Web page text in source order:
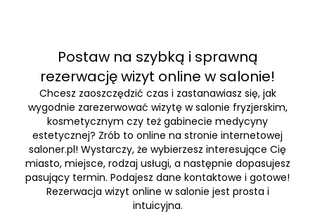
Postaw na szybką i sprawną
rezerwację wizyt online w salonie!
Chcesz zaoszczędzić czas i zastanawiasz się, jak
wygodnie zarezerwować wizytę w salonie fryzjerskim,
kosmetycznym czy też gabinecie medycyny
estetycznej? Zrób to online na stronie internetowej
saloner.pl! Wystarczy, że wybierzesz interesujące Cię
miasto, miejsce, rodzaj usługi, a następnie dopasujesz
pasujący termin. Podajesz dane kontaktowe i gotowe!
Rezerwacja wizyt online w salonie jest prosta i
intuicyjna.